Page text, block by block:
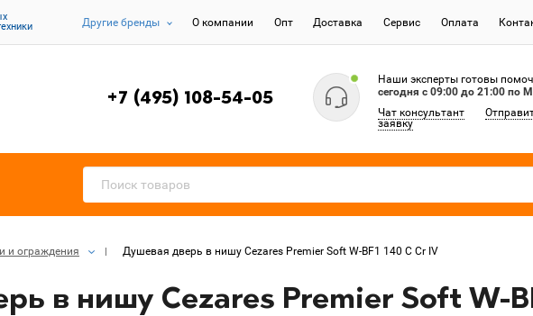
Другие бренды О компании Опт Доставка Сервис Оплата
+7 (495) 108-54-05
Наши эксперты готовы
сегодня c 09:00 до 21:00 по
Чат консультант
заявку
и ограждения Душевая дверь в нишу Cezares Premier Soft W-BF1 140 C Cr IV
в нишу Cezares Premier Soft W-